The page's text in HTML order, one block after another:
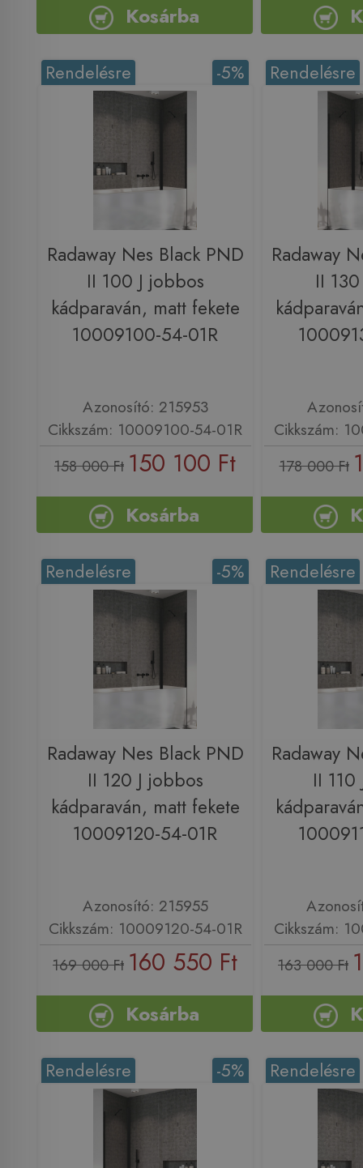
Kosárba
-5%
Rendelésre
Radaway Nes Black PND
II 100 J jobbos
kádparaván, matt fekete
10009100-54-01R
Azonosító: 215953
Cikkszám: 10009100-54-01R
158 000 Ft 150 100 Ft
Kosárba
Rendelésre
Radaway
II
Cikkszám:
178 000 Ft
-5%
Rendelésre
Radaway Nes Black PND
II 120 J jobbos
kádparaván, matt fekete
10009120-54-01R
Azonosító: 215955
Cikkszám: 10009120-54-01R
169 000 Ft 160 550 Ft
Kosárba
Rendelésre
Radaway
II
Cikkszám:
163 000 Ft
-5%
Rendelésre Rendelésre